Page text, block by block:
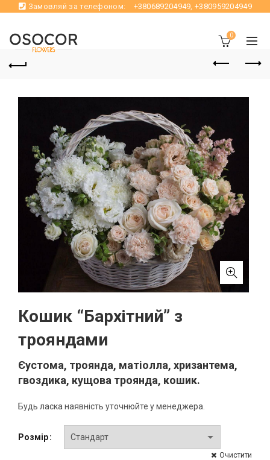
Замовляй за телефоном: +380689204949,+380959204949
0
Кошик “Бархітний” з
трояндами
Єустома, троянда, матіолла, хризантема,
гвоздика, кущова троянда, кошик.
Будь ласка наявність уточнюйте у менеджера.
Розмір
Очистити